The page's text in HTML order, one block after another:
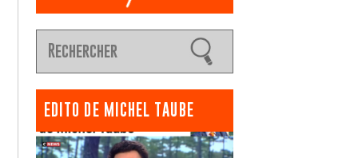
EDITO DE MICHEL TAUBE